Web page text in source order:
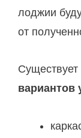
лоджии
от
Существует
вариантов